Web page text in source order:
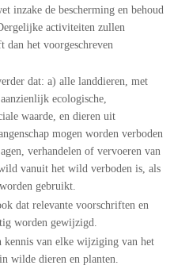
inzake de bescherming en behoud
activiteiten zullen
dan het voorgeschreven
dat: a) alle landdieren, met
ecologische,
waarde, en dieren uit
mogen worden verboden
verhandelen of vervoeren van
vanuit het wild verboden is, als
gebruikt.
dat relevante voorschriften en
worden gewijzigd.
kennis van elke wijziging van het
wilde dieren en planten.